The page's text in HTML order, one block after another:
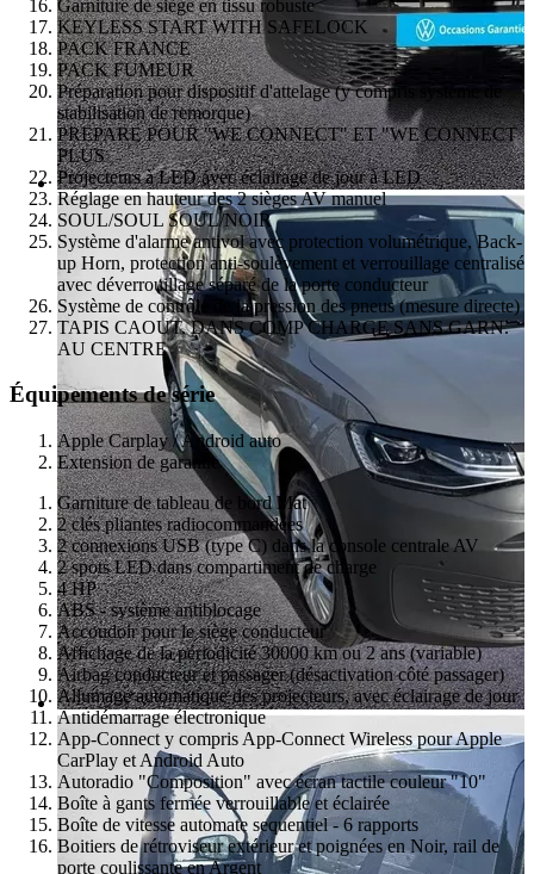
Garniture de siège en tissu robuste
KEYLESS START WITH SAFELOCK
PACK FRANCE
PACK FUMEUR
Préparation pour dispositif d'attelage (y compris système de
stabilisation de remorque)
PREPARE POUR "WE CONNECT" ET "WE CONNECT
PLUS
Projecteurs à LED avec éclairage de jour à LED
Réglage en hauteur des 2 sièges AV manuel
SOUL/SOUL SOUL/NOIR
Système d'alarme antivol avec protection volumétrique, Back-
up Horn, protection anti-soulèvement et verrouillage centralisé
avec déverrouillage séparé de la porte conducteur
Système de contrôle de la pression des pneus (mesure directe)
TAPIS CAOUT. DANS COMP CHARGE SANS GARN.
AU CENTRE
Équipements de série
Apple Carplay / Android auto
Extension de garantie
Garniture de tableau de bord Mat
2 clés pliantes radiocommandées
2 connexions USB (type C) dans la console centrale AV
2 spots LED dans compartiment de charge
4 HP
ABS - système antiblocage
Accoudoir pour le siège conducteur
Affichage de la périodicité 30000 km ou 2 ans (variable)
Airbag conducteur et passager (désactivation côté passager)
Allumage automatique des projecteurs, avec éclairage de jour
Antidémarrage électronique
App-Connect y compris App-Connect Wireless pour Apple
CarPlay et Android Auto
Autoradio "Composition" avec écran tactile couleur "10"
Boîte à gants fermée verrouillable et éclairée
Boîte de vitesse automate sequentiel - 6 rapports
Boitiers de rétroviseur extérieur et poignées en Noir, rail de
porte coulissante en Argent